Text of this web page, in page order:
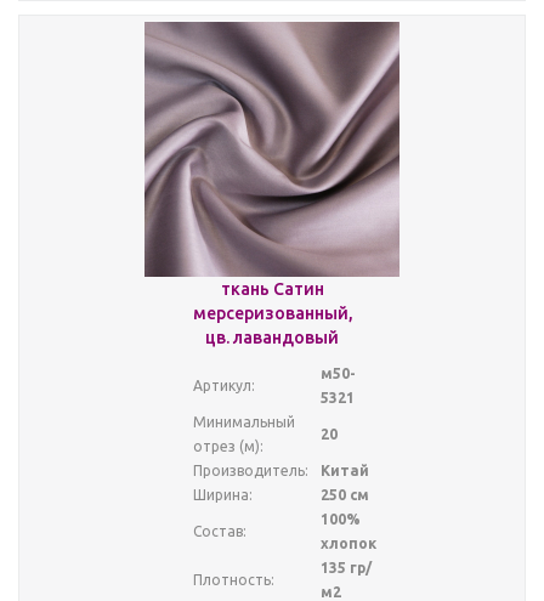
ткань Сатин
мерсеризованный,
цв. лавандовый
Артикул:
м50-
5321
Минимальный
отрез (м):
20
Производитель:
Китай
Ширина:
250 см
Состав:
100%
хлопок
Плотность:
135 гр/
м2